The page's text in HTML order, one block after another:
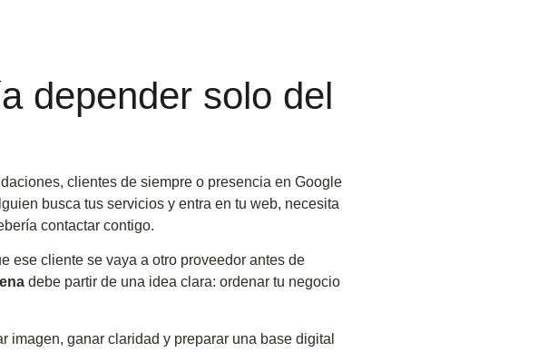
depender solo del
clientes de siempre o presencia en Google
busca tus servicios y entra en tu web, necesita
contactar contigo.
ese cliente se vaya a otro proveedor antes de
debe partir de una idea clara: ordenar tu negocio
ganar claridad y preparar una base digital